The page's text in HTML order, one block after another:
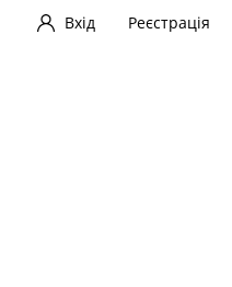
Вхід Реєстрація